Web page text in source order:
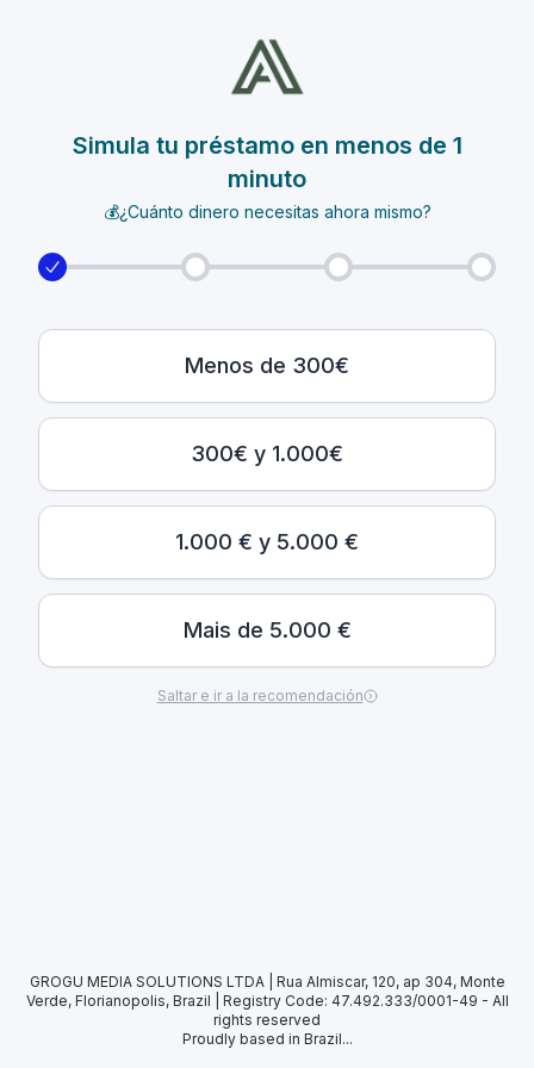
Simula tu préstamo en menos de 1
minuto
💰¿Cuánto dinero necesitas ahora mismo?
Menos de 300€
300€ y 1.000€
1.000 € y 5.000 €
Mais de 5.000 €
Saltar e ir a la recomendación
GROGU MEDIA SOLUTIONS LTDA | Rua Almiscar, 120, ap 304, Monte
Verde, Florianopolis, Brazil | Registry Code: 47.492.333/0001-49 - All
rights reserved
Proudly based in Brazil...